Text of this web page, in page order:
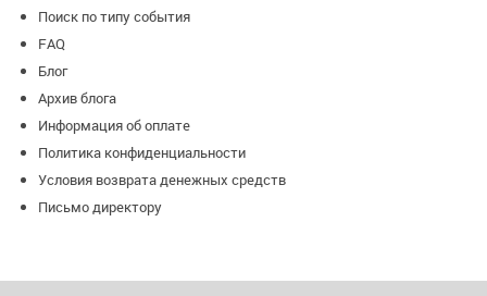
Поиск по типу события
FAQ
Блог
Архив блога
Информация об оплате
Политика конфиденциальности
Условия возврата денежных средств
Письмо директору